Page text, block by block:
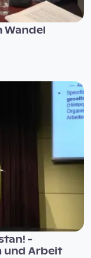
Wandel
-
und Arbeit